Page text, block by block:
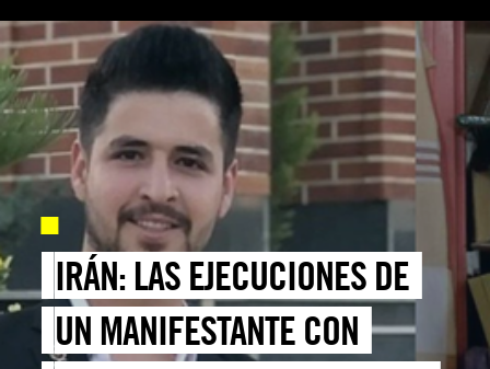
IRÁN: LAS EJECUCIONES DE
UN MANIFESTANTE CON